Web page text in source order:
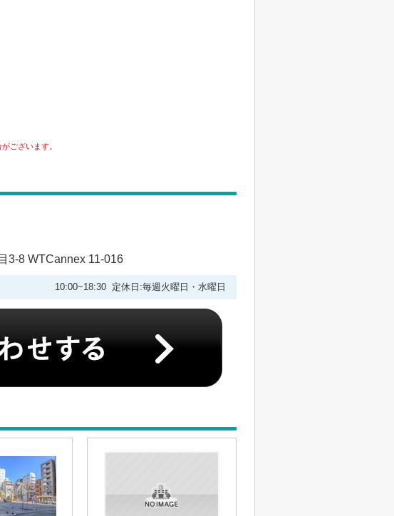
ございます。
3-8 WTCannex 11-016
10:00~18:30 定休日:毎週火曜日・水曜日